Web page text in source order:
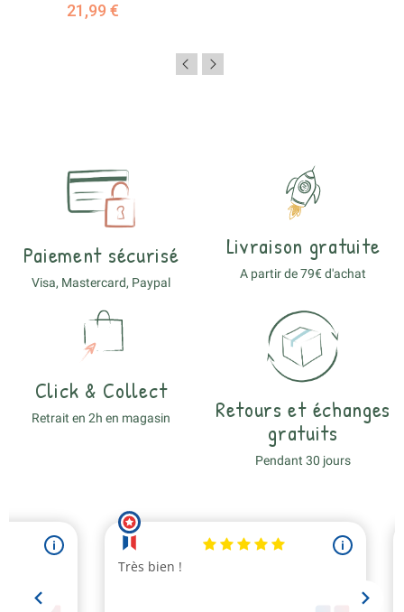
21,99 €
Paiement sécurisé
Visa, Mastercard, Paypal
Livraison gratuite
A partir de 79€ d'achat
Click & Collect
Retrait en 2h en magasin
Retours et échanges
gratuits
Pendant 30 jours